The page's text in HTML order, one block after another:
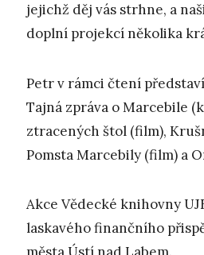
jejichž děj vás strhne, a
doplní projekcí několika
Petr v rámci čtení
Tajná zpráva o Marcebile
ztracených štol (film),
Pomsta Marcebily (film) a
Akce Vědecké knihovny
laskavého finančního